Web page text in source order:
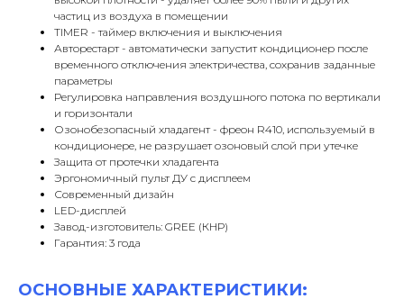
частиц из воздуха в помещении
TIMER - таймер включения и выключения
Авторестарт - автоматически запустит кондиционер после
временного отключения электричества, сохранив заданные
параметры
Регулировка направления воздушного потока по вертикали
и горизонтали
Озонобезопасный хладагент - фреон R410, используемый в
кондиционере, не разрушает озоновый слой при утечке
Защита от протечки хладагента
Эргономичный пульт ДУ с дисплеем
Современный дизайн
LED-дисплей
Завод-изготовитель: GREE (КНР)
Гарантия: 3 года
ОСНОВНЫЕ ХАРАКТЕРИСТИКИ: